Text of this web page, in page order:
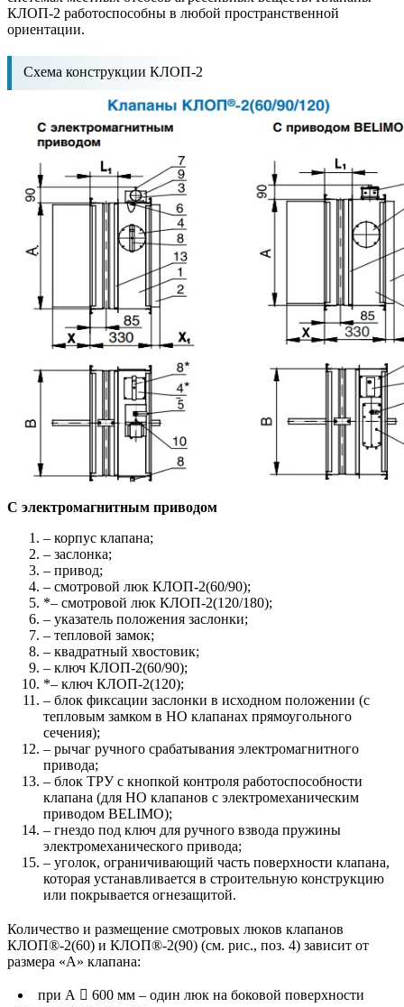
КЛОП-2 работоспособны в любой пространственной
ориентации.
Схема конструкции КЛОП-2
С электромагнитным приводом
– корпус клапана;
– заслонка;
– привод;
– смотровой люк КЛОП-2(60/90);
*– смотровой люк КЛОП-2(120/180);
– указатель положения заслонки;
– тепловой замок;
– квадратный хвостовик;
– ключ КЛОП-2(60/90);
*– ключ КЛОП-2(120);
– блок фиксации заслонки в исходном положении (с
тепловым замком в НО клапанах прямоугольного
сечения);
– рычаг ручного срабатывания электромагнитного
привода;
– блок ТРУ с кнопкой контроля работоспособности
клапана (для НО клапанов с электромеханическим
приводом BELIMO);
– гнездо под ключ для ручного взвода пружины
электромеханического привода;
– уголок, ограничивающий часть поверхности клапана,
которая устанавливается в строительную конструкцию
или покрывается огнезащитой.
Количество и размещение смотровых люков клапанов
КЛОП®-2(60) и КЛОП®-2(90) (см. рис., поз. 4) зависит от
размера «А» клапана:
при А  600 мм – один люк на боковой поверхности